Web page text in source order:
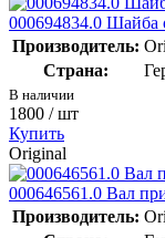
000694834.0 Шайба
Производитель:
Страна:
В наличии
1800 / шт
Купить
Original
000646561.0 Вал
Производитель: